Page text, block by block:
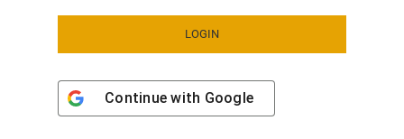
Continue with Google